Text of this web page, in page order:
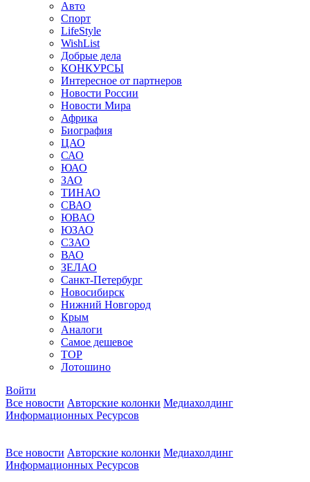
Авто
Спорт
LifeStyle
WishList
Добрые дела
КОНКУРСЫ
Интересное от партнеров
Новости России
Новости Мира
Африка
Биография
ЦАО
САО
ЮАО
ЗАО
ТИНАО
СВАО
ЮВАО
ЮЗАО
СЗАО
ВАО
ЗЕЛАО
Санкт-Петербург
Новосибирск
Нижний Новгород
Крым
Аналоги
Самое дешевое
TOP
Лотошино
Войти
Все новости Авторские колонки Медиахолдинг
Информационных Ресурсов
Все новости Авторские колонки Медиахолдинг
Информационных Ресурсов